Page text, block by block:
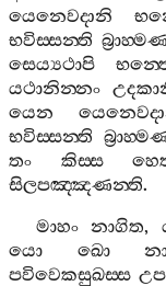
යෙනෙවදානි
භවිස‍්සන‍්ති
සෙය්‍යථාපි
යථානින‍්නං
යෙන
භවිස‍්සන‍්ති
තං
කිස‍්ස
සිලපඤ‍්ඤණන‍්ති.
මාහං
නාගිත,
යො
ඛො
පවිවෙකසුඛස‍්ස